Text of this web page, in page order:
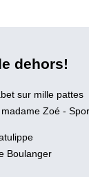
dehors!
sur mille pattes
Zoé -
Boulanger